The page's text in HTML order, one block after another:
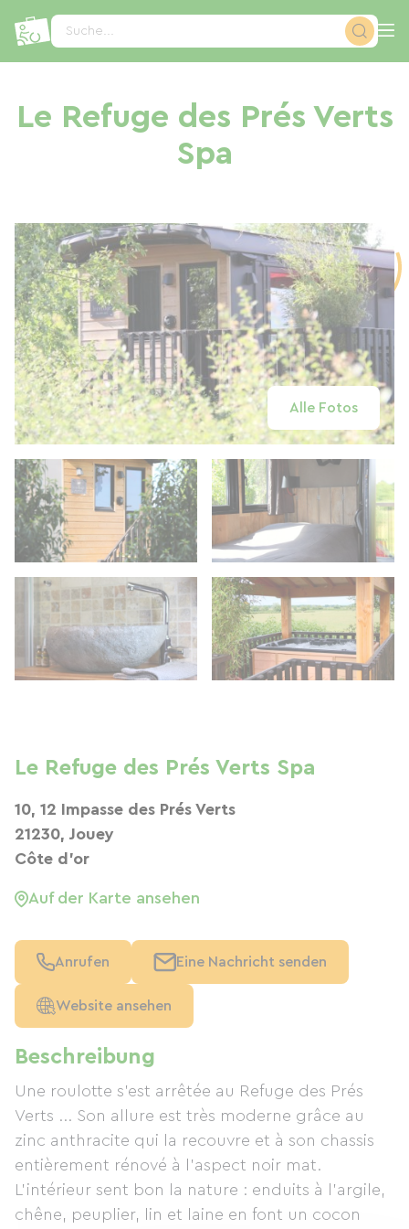
Suche...
Le Refuge des Prés Verts
Spa
Alle Fotos
Beschreibung
Une roulotte s'est arrêtée au Refuge des Prés
Verts ... Son allure est très moderne grâce au
zinc anthracite qui la recouvre et à son chassis
entièrement rénové à l'aspect noir mat.
L'intérieur sent bon la nature : enduits à l'argile,
chêne, peuplier, lin et laine en font un cocon
Le Refuge des Prés Verts Spa
10, 12 Impasse des Prés Verts
21230, Jouey
Côte d'or
Auf der Karte ansehen
Anrufen Eine Nachricht senden
Website ansehen
Cookie-Einstellungen